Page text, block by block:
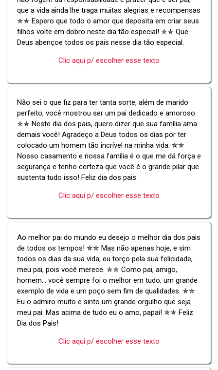
que a vida ainda lhe traga muitas alegrias e recompensas
✯✯ Espero que todo o amor que deposita em criar seus
filhos volte em dobro neste dia tão especial! ✯✯ Que
Deus abençoe todos os pais nesse dia tão especial.
Clic aqui p/ escolher esse texto
Não sei o que fiz para ter tanta sorte, além de marido
perfeito, você mostrou ser um pai dedicado e amoroso.
✯✯ Neste dia dos pais, quero dizer que sua família ama
demais você! Agradeço a Deus todos os dias por ter
colocado um homem tão incrível na minha vida. ✯✯
Nosso casamento e nossa família é o que me dá força e
segurança e tenho certeza que você é o grande pilar que
sustenta tudo isso! Feliz dia dos pais.
Clic aqui p/ escolher esse texto
Ao melhor pai do mundo eu desejo o melhor dia dos pais
de todos os tempos! ✯✯ Mas não apenas hoje, e sim
todos os dias da sua vida, eu torço pela sua felicidade,
meu pai, pois você merece. ✯✯ Como pai, amigo,
homem... você sempre foi o melhor em tudo, um grande
exemplo de vida e um poço sem fim de qualidades. ✯✯
Eu o admiro muito e sinto um grande orgulho que seja
meu pai. Mas acima de tudo eu o amo, papai! ✯✯ Feliz
Dia dos Pais!
Clic aqui p/ escolher esse texto